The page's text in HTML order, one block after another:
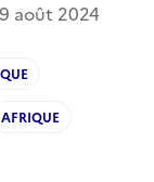
août 2024
AFRIQUE